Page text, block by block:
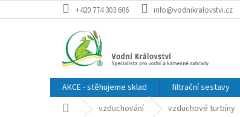
na
+420 774 303 606 info@vodnikralovstvi.cz
AKCE - stěhujeme sklad filtrační sestavy
Domů vzduchování vzduchové turbíny